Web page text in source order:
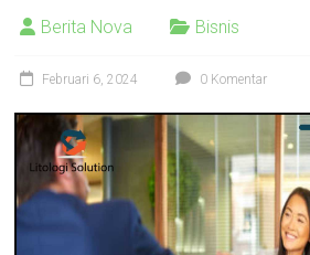
Berita Nova Bisnis
Februari 6, 2024 0 Komentar